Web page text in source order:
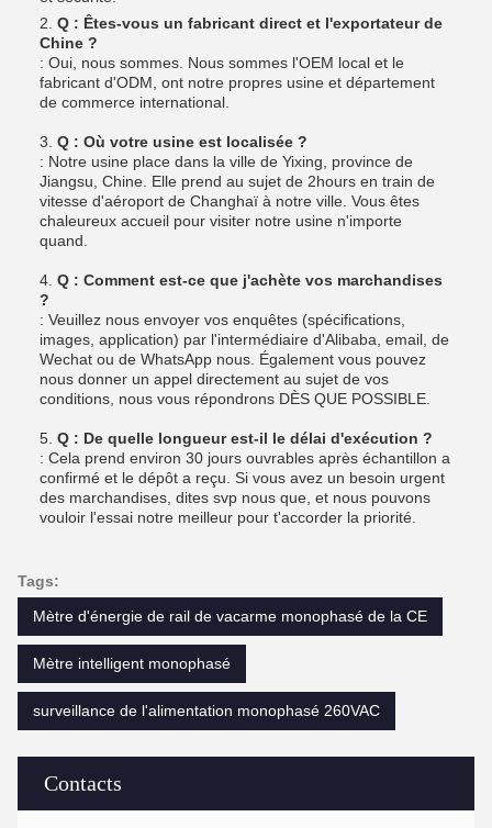
Contacts
2. Q : Êtes-vous un fabricant direct et l'exportateur de
Chine ?
: Oui, nous sommes. Nous sommes l'OEM local et le
fabricant d'ODM, ont notre propres usine et département
de commerce international.
3. Q : Où votre usine est localisée ?
: Notre usine place dans la ville de Yixing, province de
Jiangsu, Chine. Elle prend au sujet de 2hours en train de
vitesse d'aéroport de Changhaï à notre ville. Vous êtes
chaleureux accueil pour visiter notre usine n'importe
quand.
4. Q : Comment est-ce que j'achète vos marchandises
?
: Veuillez nous envoyer vos enquêtes (spécifications,
images, application) par l'intermédiaire d'Alibaba, email, de
Wechat ou de WhatsApp nous. Également vous pouvez
nous donner un appel directement au sujet de vos
conditions, nous vous répondrons DÈS QUE POSSIBLE.
5. Q : De quelle longueur est-il le délai d'exécution ?
: Cela prend environ 30 jours ouvrables après échantillon a
confirmé et le dépôt a reçu. Si vous avez un besoin urgent
des marchandises, dites svp nous que, et nous pouvons
vouloir l'essai notre meilleur pour t'accorder la priorité.
Tags:
Mètre d'énergie de rail de vacarme monophasé de la CE
Mètre intelligent monophasé
surveillance de l'alimentation monophasé 260VAC